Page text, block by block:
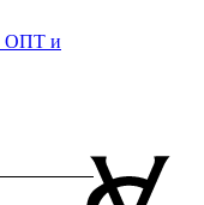
ОПТ и